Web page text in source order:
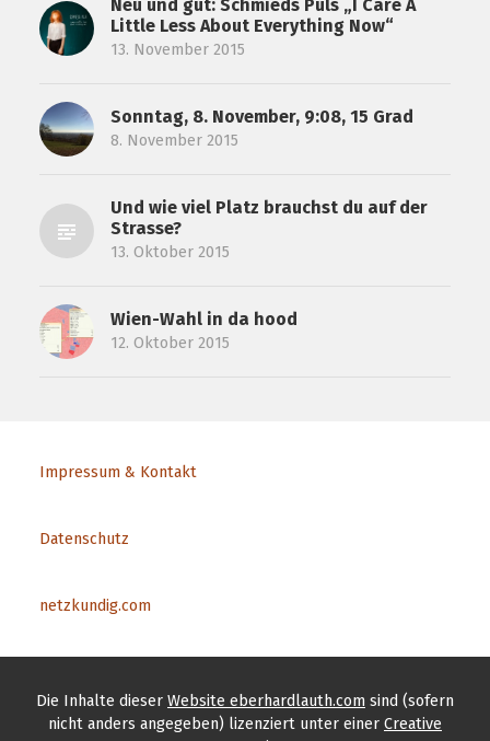
Neu und gut: Schmieds Puls „I Care A
Little Less About Everything Now“
13. November 2015
Sonntag, 8. November, 9:08, 15 Grad
8. November 2015
Und wie viel Platz brauchst du auf der
Strasse?
13. Oktober 2015
Wien-Wahl in da hood
12. Oktober 2015
Impressum & Kontakt
Datenschutz
netzkundig.com
Die Inhalte dieser Website eberhardlauth.com sind (sofern
nicht anders angegeben) lizenziert unter einer Creative